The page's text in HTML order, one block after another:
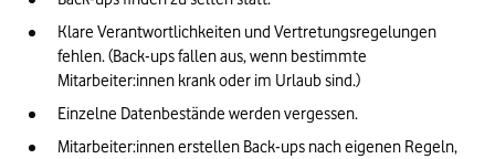
Klare Verantwortlichkeiten und Vertretungsregelungen
fehlen. (Back-ups fallen aus, wenn bestimmte
Mitarbeiter:innen krank oder im Urlaub sind.)
Einzelne Datenbestände werden vergessen.
Mitarbeiter:innen erstellen Back-ups nach eigenen Regeln,